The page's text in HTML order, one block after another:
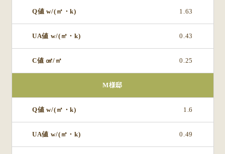
1.63
0.43
0.25
M様邸
1.6
0.49